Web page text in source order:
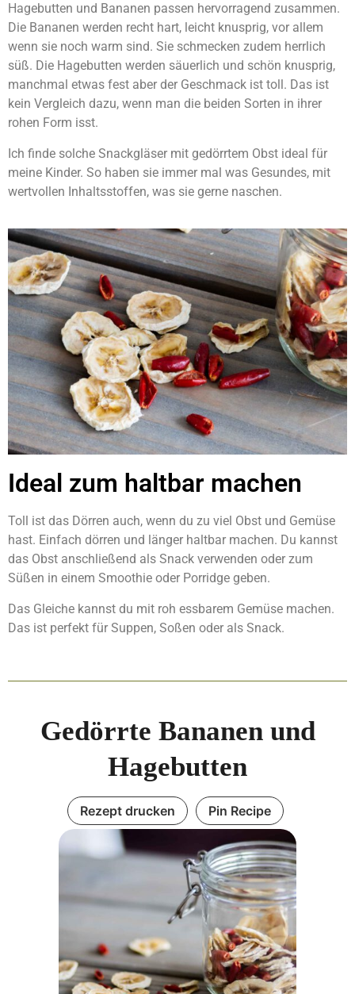
Hagebutten und Bananen passen hervorragend zusammen.
Die Bananen werden recht hart, leicht knusprig, vor allem
wenn sie noch warm sind. Sie schmecken zudem herrlich
süß. Die Hagebutten werden säuerlich und schön knusprig,
manchmal etwas fest aber der Geschmack ist toll. Das ist
kein Vergleich dazu, wenn man die beiden Sorten in ihrer
rohen Form isst.
Ich finde solche Snackgläser mit gedörrtem Obst ideal für
meine Kinder. So haben sie immer mal was Gesundes, mit
wertvollen Inhaltsstoffen, was sie gerne naschen.
Ideal zum haltbar machen
Toll ist das Dörren auch, wenn du zu viel Obst und Gemüse
hast. Einfach dörren und länger haltbar machen. Du kannst
das Obst anschließend als Snack verwenden oder zum
Süßen in einem Smoothie oder Porridge geben.
Das Gleiche kannst du mit roh essbarem Gemüse machen.
Das ist perfekt für Suppen, Soßen oder als Snack.
Gedörrte Bananen und
Hagebutten
Rezept drucken Pin Recipe